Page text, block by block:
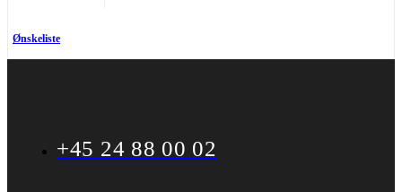
Ønskeliste
+45 24 88 00 02